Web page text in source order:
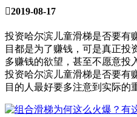
2019-08-17
投资哈尔滨儿童滑梯是否要有
目都是为了赚钱，可是真正投
多赚钱的欲望，甚至不愿意投
投资哈尔滨儿童滑梯是否要有
目的人最好要多注意到实际的